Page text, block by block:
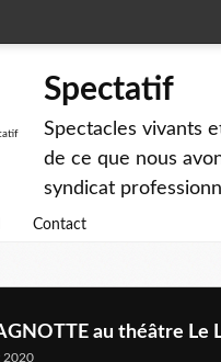
Spectatif
Spectacles vivants
de ce que nous
syndicat
Contact
au théâtre Le
2020